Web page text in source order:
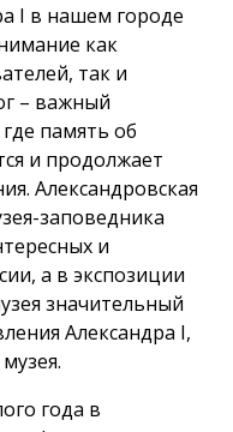
I в нашем городе
как
так и
– важный
память об
и продолжает
Александровская
заповедника
и
а в экспозиции
значительный
Александра I,
года в